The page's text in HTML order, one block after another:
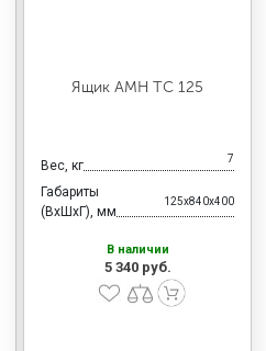
Ящик AMH TC 125
Вес, кг 7
Габариты
(ВхШхГ), мм
125x840x400
В наличии
5 340 руб.